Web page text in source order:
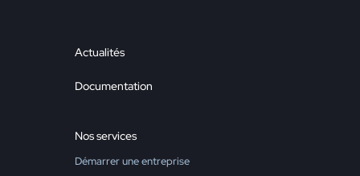
Actualités
Documentation
Nos services
Démarrer une entreprise